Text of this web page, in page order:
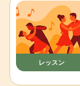
レッスン